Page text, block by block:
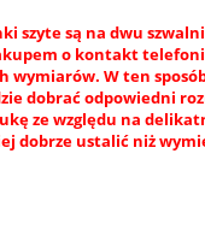
szyte są na dwu
o kontakt
wymiarów. W ten
dobrać odpowiedni
ze względu na
dobrze ustalić niż